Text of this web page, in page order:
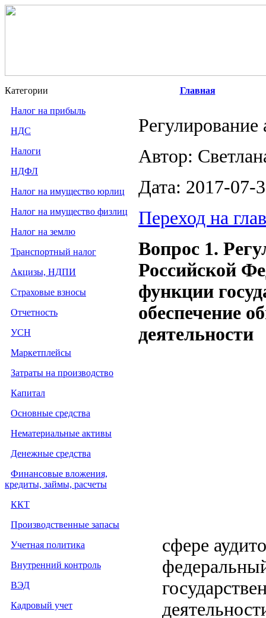
Категории
Налог на прибыль
НДС
Налоги
НДФЛ
Налог на имущество юрлиц
Налог на имущество физлиц
Налог на землю
Транспортный налог
Акцизы, НДПИ
Страховые взносы
Отчетность
УСН
Маркетплейсы
Затраты на производство
Капитал
Основные средства
Нематериальные активы
Денежные средства
Финансовые вложения,
кредиты, займы, расчеты
ККТ
Производственные запасы
Учетная политика
Внутренний контроль
ВЭД
Кадровый учет
Главная
Регулирование
Автор:
Дата: 2017-07-
Переход на
Вопрос 1.
Российской
функции
обеспечение
деятельности
сфере